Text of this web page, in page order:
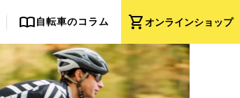
shopping_cartオンラインショップ
import_contacts自転車のコラム